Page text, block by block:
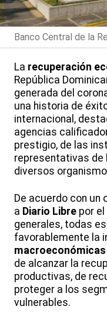
Banco Central de la
La recuperación
República
generada del
una historia de
internacional,
agencias
prestigio, de las
representativas de
diversos
De acuerdo con un
a Diario Libre por el
generales, todas
favorablemente la
macroeconómicas
de alcanzar la
productivas, de
proteger a los
vulnerables.